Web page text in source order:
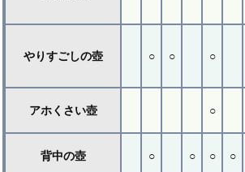
やりすごしの壺 ○ ○ ○
アホくさい壺 ○
背中の壺 ○ ○ ○ ○